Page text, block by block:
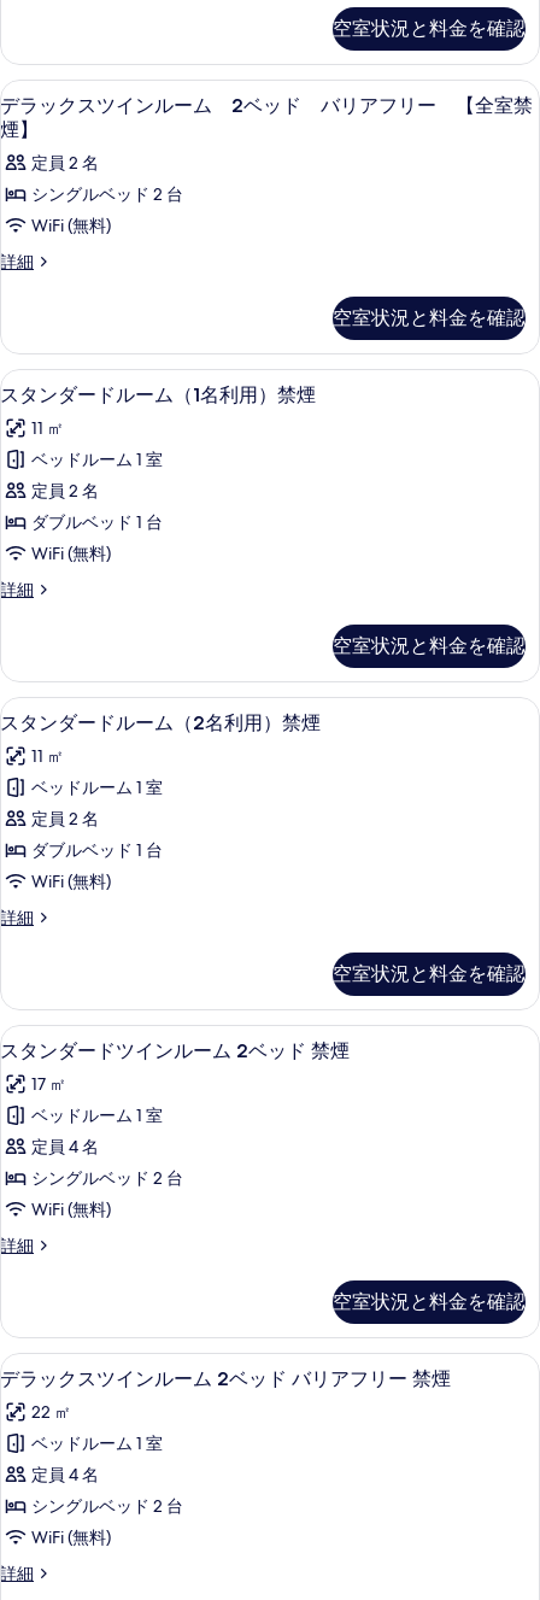
用
【全
室
禁
煙】
の
す
の
写
真
を
表
示
す
る
用
【全
室
禁
煙】
の
詳
細
2
ベ
ッ
ド
【全
室
禁
煙】
べ
て
の
写
真
を
表
示
ル
ー
ム
2
ベ
ッ
ド
室
禁
煙】
細
空室状況と料金を確認
デ
ラ
ッ
ク
ス
ツ
ル
ー
ム
2
ベ
ッ
ド
バ
リ
リ
ー
【全
室
禁
煙】
の
す
の
写
真
を
表
示
す
る
羽毛の掛け布団、デスク、遮光カー
1
デラックスツインルーム 2ベッド バリアフリー 【全室禁
煙】
定員 2 名
シングルベッド 2 台
WiFi (無料)
詳細
デ
ス
ツ
イ
ル
ー
ム
2
ベ
ッ
ド
バ
リ
ー
【全
室
禁
煙】
の
詳
細
空室状況と料金を確認
ス
タ
ン
ダ
ー
ド
ー
（1
名
利
用）
禁
煙
の
す
べ
写
真
を
表
示
す
る
羽毛の掛け布団、デスク、遮光カー
16
スタンダードルーム（1名利用）禁煙
11 ㎡
ベッドルーム 1 室
定員 2 名
ダブルベッド 1 台
WiFi (無料)
詳細
ス
ー
ド
ル
ム
（1
名
利
用）
禁
煙
の
空室状況と料金を確認
ス
タ
ン
ダ
ー
ド
ー
（2
名
利
用）
禁
煙
の
す
べ
写
真
を
表
示
す
る
スタンダードルーム（2名利用）禁
15
スタンダードルーム（2名利用）禁煙
11 ㎡
ベッドルーム 1 室
定員 2 名
ダブルベッド 1 台
WiFi (無料)
詳細
ス
ー
ド
ル
ム
（2
名
利
用）
禁
煙
の
空室状況と料金を確認
ス
タ
ン
ダ
ー
ド
イ
ル
ー
ム
2
ベ
ッ
ド
禁
煙
スタンダードツインルーム 2ベッド
14
スタンダードツインルーム 2ベッド 禁煙
17 ㎡
ベッドルーム 1 室
定員 4 名
シングルベッド 2 台
WiFi (無料)
詳細
ス
ー
ド
ツ
ン
ル
ー
ム
2
ベ
ッ
ド
空室状況と料金を確認
デ
ラ
ッ
ク
ス
ツ
ン
デラックスツインルーム 2ベッド バ
12
デラックスツインルーム 2ベッド バリアフリー 禁煙
22 ㎡
ベッドルーム 1 室
定員 4 名
シングルベッド 2 台
WiFi (無料)
詳細
デ